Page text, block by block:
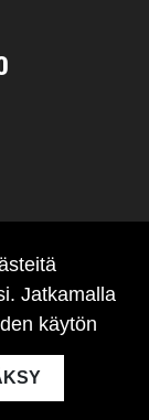
Jatkamalla
käytön